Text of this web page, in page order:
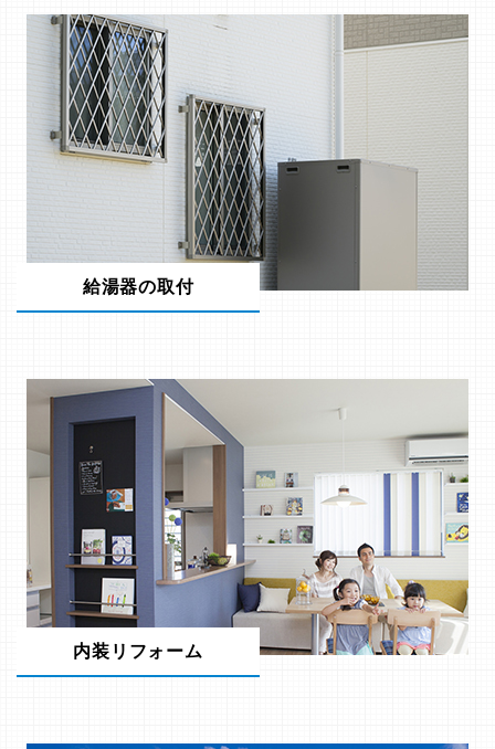
給湯器の取付
内装リフォーム